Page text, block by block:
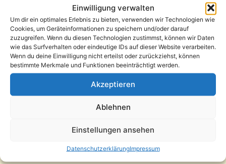
Einwilligung verwalten
Um dir ein optimales Erlebnis zu bieten, verwenden wir Technologien wie
Cookies, um Geräteinformationen zu speichern und/oder darauf
zuzugreifen. Wenn du diesen Technologien zustimmst, können wir Daten
wie das Surfverhalten oder eindeutige IDs auf dieser Website verarbeiten.
Wenn du deine Einwilligung nicht erteilst oder zurückziehst, können
bestimmte Merkmale und Funktionen beeinträchtigt werden.
Akzeptieren
Ablehnen
Einstellungen ansehen
DatenschutzerklärungImpressum
Vernissage: Runterkommen 2 – Legacy
und Lethargie
21. August @ 18:00
Galerie Glaskasten Jakobstr. 42, Chemnitz
22
Bewegte Welt – Interkulturelles Sport-
und Begegnungsfest
22. August @ 10:00-15:00
Gelände des Chemnitzer Polizeisportvereins
Forststraße 9, Chemnitz, Sachsen, Germany